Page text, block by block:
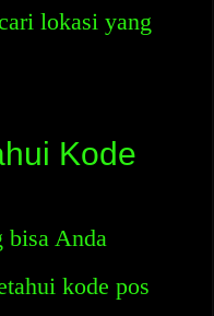
lokasi yang
Kode
bisa Anda
kode pos